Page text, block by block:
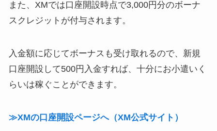
また、XMでは口座開設時点で3,000円分のボーナ
スクレジットが付与されます。
入金額に応じてボーナスも受け取れるので、新規
口座開設して500円入金すれば、十分にお小遣いく
らいは稼ぐことができます。
≫XMの口座開設ページへ（XM公式サイト）